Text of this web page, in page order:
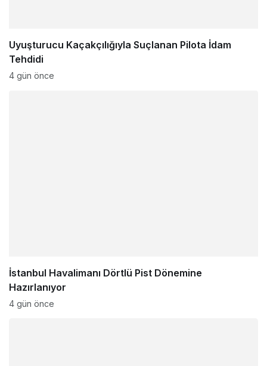
Uyuşturucu Kaçakçılığıyla Suçlanan Pilota İdam
Tehdidi
4 gün önce
İstanbul Havalimanı Dörtlü Pist Dönemine
Hazırlanıyor
4 gün önce